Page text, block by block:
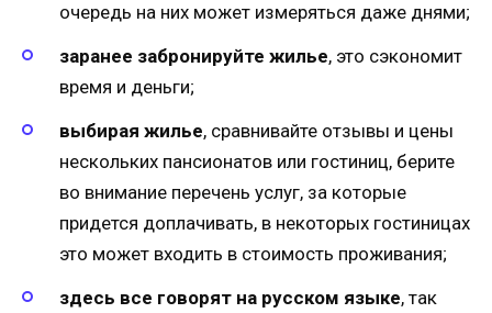
очередь на них может измеряться даже днями;
заранее забронируйте жилье, это сэкономит
время и деньги;
выбирая жилье, сравнивайте отзывы и цены
нескольких пансионатов или гостиниц, берите
во внимание перечень услуг, за которые
придется доплачивать, в некоторых гостиницах
это может входить в стоимость проживания;
здесь все говорят на русском языке, так